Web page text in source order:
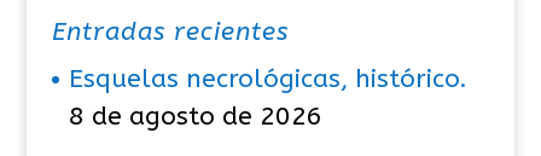
Entradas recientes
Esquelas necrológicas, histórico.
8 de agosto de 2026